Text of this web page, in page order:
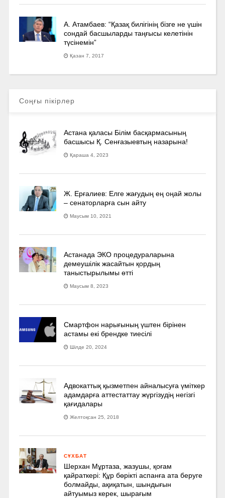
А. Атамбаев: “Қазақ билігінің бізге не үшін
сондай басшыларды таңғысы келетінін
түсінемін”
Қазан 7, 2017
Соңғы пікірлер
Астана қаласы Білім басқармасының
басшысы Қ. Сенғазыевтың назарына!
Қараша 4, 2023
Ж. Ерғалиев: Елге жағудың ең оңай жолы
– сенаторларға сын айту
Маусым 10, 2021
Астанада ЭКО процедураларына
демеушілік жасайтын қордың
таныстырылымы өтті
Маусым 8, 2023
Смартфон нарығының үштен бірінен
астамы екі брендке тиесілі
Шілде 20, 2024
Адвокаттық қызметпен айналысуға үмiткер
адамдарға аттестаттау жүргізудің негізгі
қағидалары
Желтоқсан 25, 2018
СҰХБАТ
Шерхан Мұртаза, жазушы, қоғам
қайраткері: Құр бөрікті аспанға ата беруге
болмайды, ақиқатын, шындығын
айтуымыз керек, шырағым